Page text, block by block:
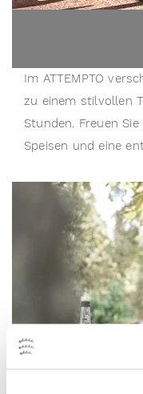
Im ATTEMPTO
zu einem stilvollen
Stunden. Freuen
Speisen und eine